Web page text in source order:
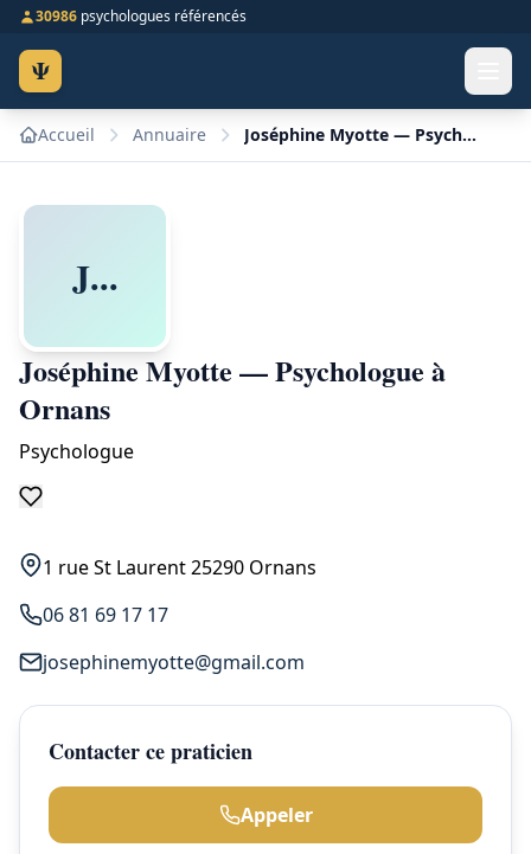
30986 psychologues référencés
Ψ
Accueil Annuaire Joséphine Myotte — Psychologue à Ornans
J...
Joséphine Myotte — Psychologue à
Ornans
Psychologue
1 rue St Laurent 25290 Ornans
06 81 69 17 17
josephinemyotte@gmail.com
Contacter ce praticien
Appeler